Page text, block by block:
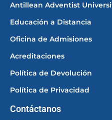
Antillean Adventist
Educación a Distancia
Oficina de Admisiones
Acreditaciones
Política de Devolución
Política de Privacidad
Contáctanos